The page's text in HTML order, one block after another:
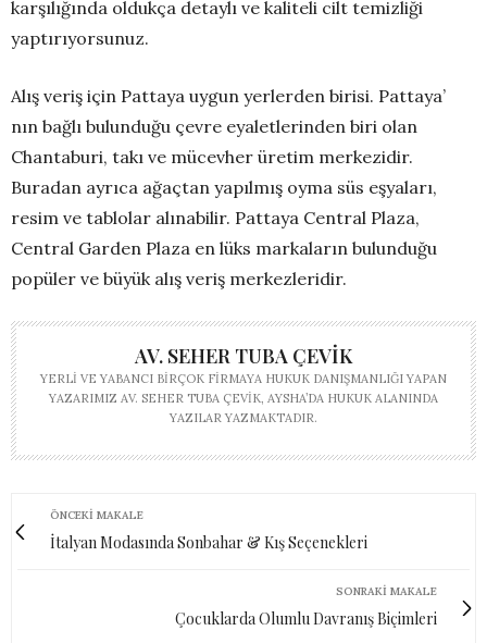
karşılığında oldukça detaylı ve kaliteli cilt temizliği
yaptırıyorsunuz.
Alış veriş için Pattaya uygun yerlerden birisi. Pattaya’
nın bağlı bulunduğu çevre eyaletlerinden biri olan
Chantaburi, takı ve mücevher üretim merkezidir.
Buradan ayrıca ağaçtan yapılmış oyma süs eşyaları,
resim ve tablolar alınabilir. Pattaya Central Plaza,
Central Garden Plaza en lüks markaların bulunduğu
popüler ve büyük alış veriş merkezleridir.
AV. SEHER TUBA ÇEVIK
YERLI VE YABANCI BIRÇOK FIRMAYA HUKUK DANIŞMANLIĞI YAPAN
YAZARIMIZ AV. SEHER TUBA ÇEVIK, AYSHA’DA HUKUK ALANINDA
YAZILAR YAZMAKTADIR.
ÖNCEKI MAKALE
İtalyan Modasında Sonbahar & Kış Seçenekleri
SONRAKI MAKALE
Çocuklarda Olumlu Davranış Biçimleri